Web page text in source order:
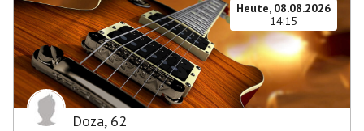
Heute, 08.08.2026
14:15
Doza, 62